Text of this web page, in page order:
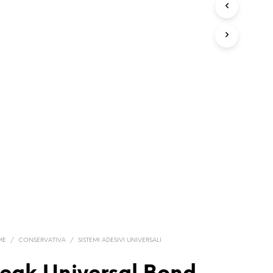
/ CONSERVATIVA / SISTEMI ADESIVI UNIVERSALI